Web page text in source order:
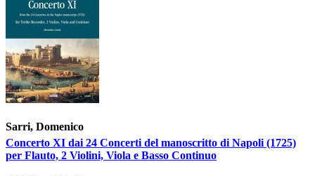
Sarri, Domenico
Concerto XI dai 24 Concerti del manoscritto di Napoli (1725)
per Flauto, 2 Violini, Viola e Basso Continuo